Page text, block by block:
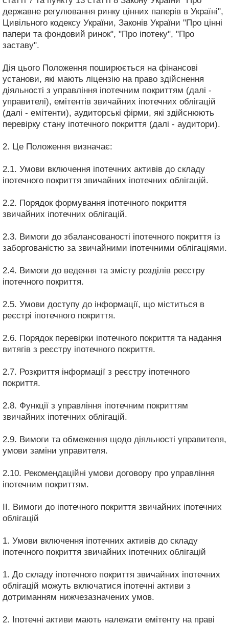
державне регулювання ринку цінних паперів в Україні",
Цивільного кодексу України, Законів України "Про цінні
папери та фондовий ринок", "Про іпотеку", "Про
заставу".
Дія цього Положення поширюється на фінансові
установи, які мають ліцензію на право здійснення
діяльності з управління іпотечним покриттям (далі -
управителі), емітентів звичайних іпотечних облігацій
(далі - емітенти), аудиторські фірми, які здійснюють
перевірку стану іпотечного покриття (далі - аудитори).
2. Це Положення визначає:
2.1. Умови включення іпотечних активів до складу
іпотечного покриття звичайних іпотечних облігацій.
2.2. Порядок формування іпотечного покриття
звичайних іпотечних облігацій.
2.3. Вимоги до збалансованості іпотечного покриття із
заборгованістю за звичайними іпотечними облігаціями.
2.4. Вимоги до ведення та змісту розділів реєстру
іпотечного покриття.
2.5. Умови доступу до інформації, що міститься в
реєстрі іпотечного покриття.
2.6. Порядок перевірки іпотечного покриття та надання
витягів з реєстру іпотечного покриття.
2.7. Розкриття інформації з реєстру іпотечного
покриття.
2.8. Функції з управління іпотечним покриттям
звичайних іпотечних облігацій.
2.9. Вимоги та обмеження щодо діяльності управителя,
умови заміни управителя.
2.10. Рекомендаційні умови договору про управління
іпотечним покриттям.
II. Вимоги до іпотечного покриття звичайних іпотечних
облігацій
1. Умови включення іпотечних активів до складу
іпотечного покриття звичайних іпотечних облігацій
1. До складу іпотечного покриття звичайних іпотечних
облігацій можуть включатися іпотечні активи з
дотриманням нижчезазначених умов.
2. Іпотечні активи мають належати емітенту на праві